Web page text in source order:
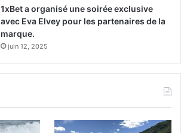
1xBet a organisé une soirée exclusive
avec Eva Elvey pour les partenaires de la
marque.
juin 12, 2025